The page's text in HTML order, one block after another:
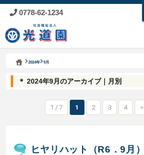
0778-62-1234
社会福祉法人 光道園
2024年 9月
＊ 2024年9月のアーカイブ｜月別
1 / 7 1 2 3 4 >
ヒヤリハット（R6．9月）